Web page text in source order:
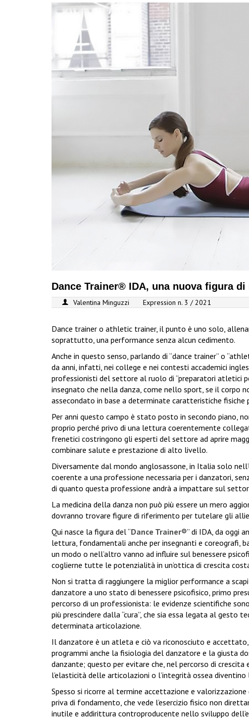
Dance Trainer® IDA, una nuova figura
Valentina Minguzzi Expression n. 3 / 2021
Dance trainer o athletic trainer, il punto è uno solo,
soprattutto, una performance senza alcun cedimento.
Anche in questo senso, parlando di “dance trainer” o
da anni, infatti, nei college e nei contesti accademici
professionisti del settore al ruolo di “preparatori atletici
insegnato che nella danza, come nello sport, se il corpo
assecondato in base a determinate caratteristiche fisiche
Per anni questo campo è stato posto in secondo piano,
proprio perché privo di una lettura coerentemente
frenetici costringono gli esperti del settore ad aprire
combinare salute e prestazione di alto livello.
Diversamente dal mondo anglosassone, in Italia solo
coerente a una professione necessaria per i danzatori,
di quanto questa professione andrà a impattare sul
La medicina della danza non può più essere un mero
dovranno trovare figure di riferimento per tutelare gli
Qui nasce la figura del “Dance Trainer®” di IDA, da oggi
lettura, fondamentali anche per insegnanti e
un modo o nell’altro vanno ad influire sul benessere
coglierne tutte le potenzialità in un’ottica di crescita
Non si tratta di raggiungere la miglior performance a
danzatore a uno stato di benessere psicofisico, primo
percorso di un professionista: le evidenze scientifiche
più prescindere dalla “cura”, che sia essa legata al gesto
determinata articolazione.
Il danzatore è un atleta e ciò va riconosciuto e
programmi anche la fisiologia del danzatore e la giusta
danzante; questo per evitare che, nel percorso di
l’elasticità delle articolazioni o l’integrità ossea
Spesso si ricorre al termine accettazione e
priva di fondamento, che vede l’esercizio fisico non
inutile e addirittura controproducente nello sviluppo